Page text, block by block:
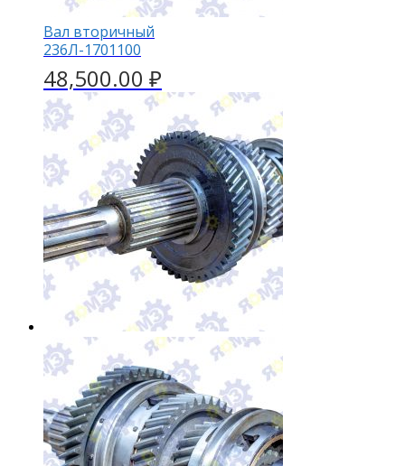
Вал вторичный
236Л-1701100
48,500.00 ₽